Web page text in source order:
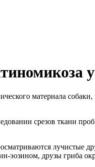
материала
срезов ткани
лучистые
эозином, друзы гриба